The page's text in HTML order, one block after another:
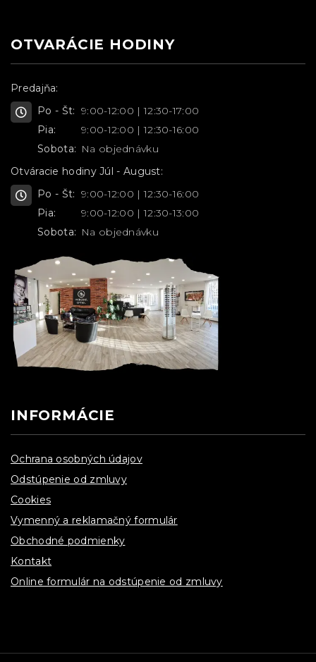
OTVARÁCIE HODINY
Predajňa:
Po - Št: 9:00-12:00 | 12:30-17:00
Pia:
9:00-12:00 | 12:30-16:00
Sobota: Na objednávku
Otváracie hodiny Júl - August:
Po - Št: 9:00-12:00 | 12:30-16:00
Pia:
9:00-12:00 | 12:30-13:00
Sobota: Na objednávku
INFORMÁCIE
Ochrana osobných údajov
Odstúpenie od zmluvy
Cookies
Vymenný a reklamačný formulár
Obchodné podmienky
Kontakt
Online formulár na odstúpenie od zmluvy